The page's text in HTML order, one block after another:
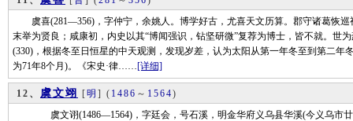
虞喜(281—356)，字仲宁，余姚人。博学好古，尤喜天文历算。郡守诸葛恢巡
末举为贤良；咸康初，内史以其“博闻强识，钻坚研微”复荐为博士，皆不就。世
(330)，根据冬至日恒星的中天观测，发现岁差，认为太阳从第一年冬至到第二年
为71年8个月)。《宋史·律……[详细]
12、 虞文翊 [明 ] ( 1486 ～ 1564)
虞文诩(1486—1564)，字廷会，号石溪，明金华府义乌县华溪(今义乌市廿